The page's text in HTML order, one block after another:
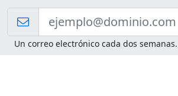
Un correo electrónico cada dos